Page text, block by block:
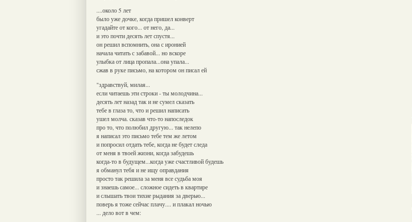
....около 5 лет
было уже дочке, когда пришел конверт
угадайте от кого... от него, да...
и это почти десять лет спустя...
он решил вспомнить, она с иронией
начала читать с забавой... но вскоре
улыбка от лица пропала...она упала...
сжав в руке письмо, на котором он писал ей
"здравствуй, милая...
если читаешь эти строки - ты молодчина...
десять лет назад так и не сумел сказать
тебе в глаза то, что и решил написать
ушел молча. сказав что-то напоследок
про то, что полюбил другую... так нелепо
я написал это письмо тебе тем же летом
и попросил отдать тебе, когда не будет следа
от меня в твоей жизни, когда забудешь
когда-то в будущем...когда уже счастливой будешь
я обманул тебя и не ищу оправдания
просто так решила за меня все судьба моя
и знаешь самое... сложное сидеть в квартире
и слышать твои тихие рыдания за дверью...
поверь я тоже сейчас плачу.... и плакал ночью
... дело вот в чем: